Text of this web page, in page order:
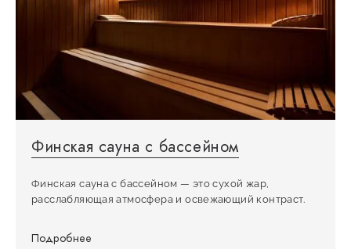
Финская сауна с бассейном
Финская сауна с бассейном — это сухой жар,
расслабляющая атмосфера и освежающий контраст.
Подробнее